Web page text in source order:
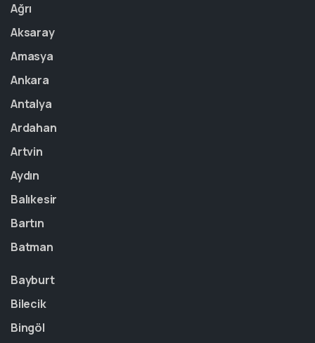
Ağrı
Aksaray
Amasya
Ankara
Antalya
Ardahan
Artvin
Aydın
Balıkesir
Bartın
Batman
Bayburt
Bilecik
Bingöl